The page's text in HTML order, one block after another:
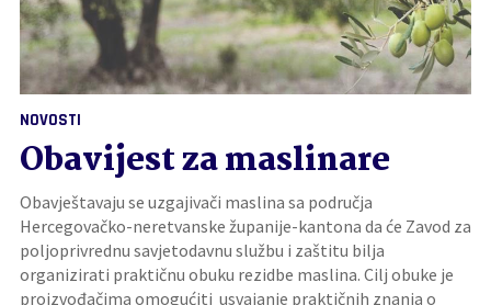
NOVOSTI
Obavijest za maslinare
Obavještavaju se uzgajivači maslina sa područja
Hercegovačko-neretvanske županije-kantona da će Zavod za
poljoprivrednu savjetodavnu službu i zaštitu bilja
organizirati praktičnu obuku rezidbe maslina. Cilj obuke je
proizvođačima omogućiti usvajanje praktičnih znanja o